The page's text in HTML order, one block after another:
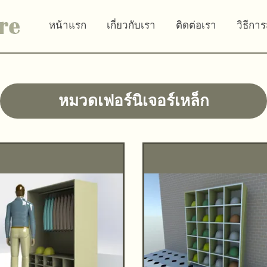
หน้าแรก เกี่ยวกับเรา ติดต่อเรา วิธีกา
หมวดเฟอร์นิเจอร์เหล็ก